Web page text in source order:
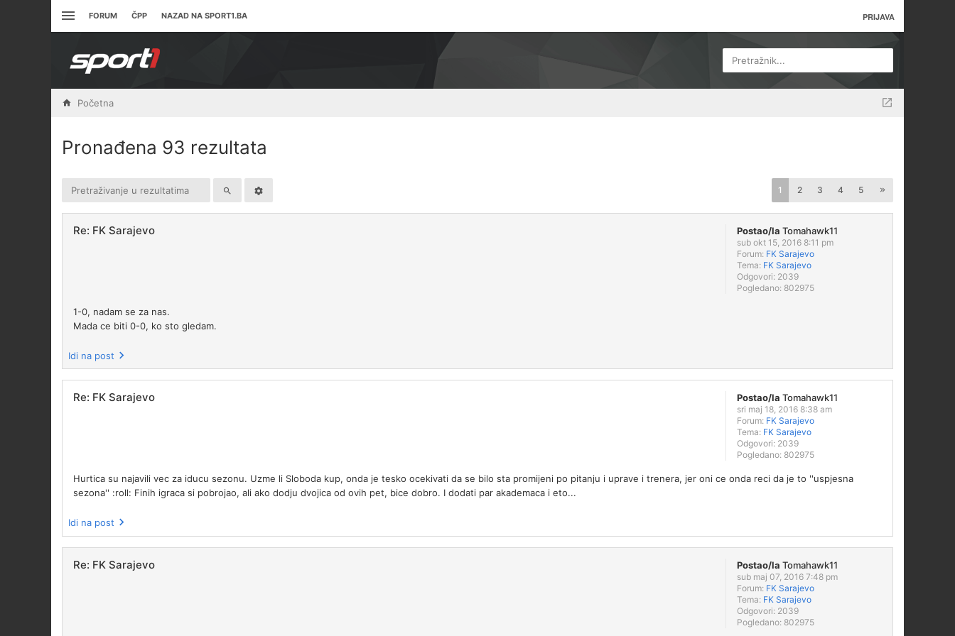
FORUM ČPP NAZAD NA SPORT1.BA PRIJAVA
Pretražnik...
Početna
Pronađena 93 rezultata
1 2 3 4 5
Postao/la Tomahawk11
sub okt 15, 2016 8:11 pm
Forum: FK Sarajevo
Tema: FK Sarajevo
Odgovori: 2039
Pogledano: 802975
Re: FK Sarajevo
1-0, nadam se za nas.
Mada ce biti 0-0, ko sto gledam.
Idi na post
Postao/la Tomahawk11
sri maj 18, 2016 8:38 am
Forum: FK Sarajevo
Tema: FK Sarajevo
Odgovori: 2039
Pogledano: 802975
Re: FK Sarajevo
Hurtica su najavili vec za iducu sezonu. Uzme li Sloboda kup, onda je tesko ocekivati da se bilo sta promijeni po pitanju i uprave i trenera, jer oni ce onda reci da je to ''uspjesna
sezona'' :roll: Finih igraca si pobrojao, ali ako dodju dvojica od ovih pet, bice dobro. I dodati par akademaca i eto...
Idi na post
Postao/la Tomahawk11
sub maj 07, 2016 7:48 pm
Forum: FK Sarajevo
Tema: FK Sarajevo
Odgovori: 2039
Pogledano: 802975
Re: FK Sarajevo